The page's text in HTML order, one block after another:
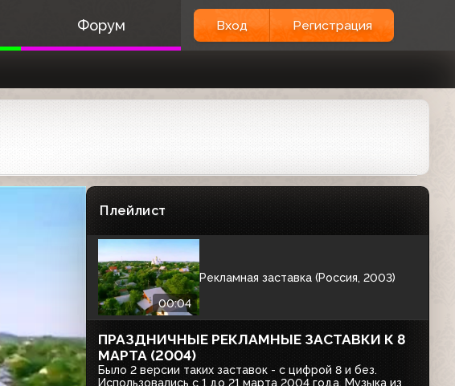
Форум Вход Регистрация
Плейлист
00:04
Рекламная заставка (Россия, 2003)
00:04
00:04
Рекламная заставка (Россия, 2003)
ПРАЗДНИЧНЫЕ РЕКЛАМНЫЕ ЗАСТАВКИ К 8
МАРТА (2004)
Было 2 версии таких заставок - с цифрой 8 и без.
Использовались с 1 до 21 марта 2004 года. Музыка из